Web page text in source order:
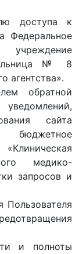
доступа к
Федеральное
№ 8
агентства».
обратной
сайта
бюджетное
медико-
запросов и
Пользователя
и полноты